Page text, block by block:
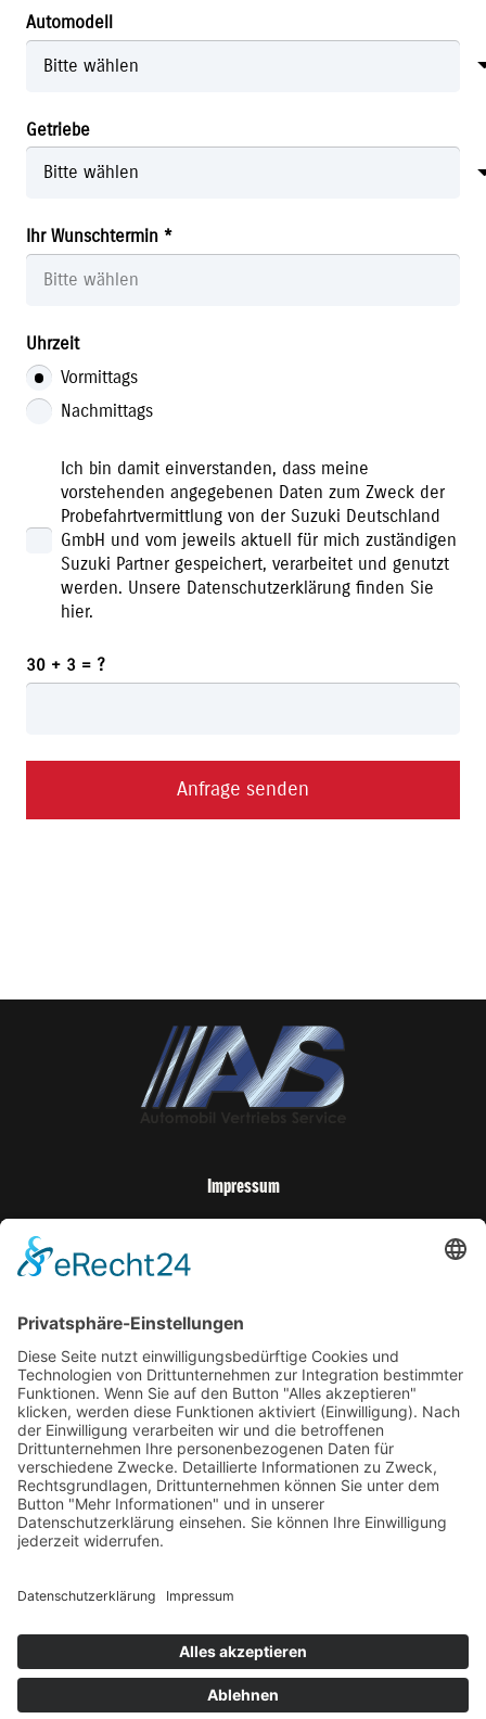
Automodell
Getriebe
Ihr Wunschtermin *
Uhrzeit
Vormittags
Nachmittags
Ich bin damit einverstanden, dass meine
vorstehenden angegebenen Daten zum Zweck der
Probefahrtvermittlung von der Suzuki Deutschland
GmbH und vom jeweils aktuell für mich zuständigen
Suzuki Partner gespeichert, verarbeitet und genutzt
werden. Unsere Datenschutzerklärung finden Sie
hier.
30 + 3 = ?
Anfrage senden
Impressum
Verkauf neuer und gebrauchter Fahrzeuge,
Finanzdienstleistungen sowie Verkauf von Zubehör und
Ersatzteilen vor Ort.
Autorisierte Werkstatt für SUZUKI-Automobile.
Office Darmstadt
Sensfelderweg 35, 64293 Darmstadt
Sa. 9:00 – 14:00 Uhr
06151-959590